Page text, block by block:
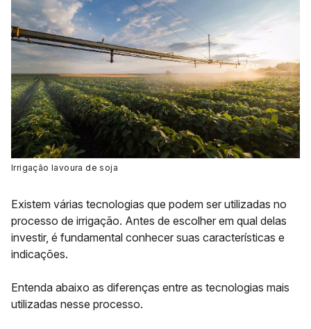
Irrigação lavoura de soja
Existem várias tecnologias que podem ser utilizadas no
processo de irrigação. Antes de escolher em qual delas
investir, é fundamental conhecer suas características e
indicações.
Entenda abaixo as diferenças entre as tecnologias mais
utilizadas nesse processo.